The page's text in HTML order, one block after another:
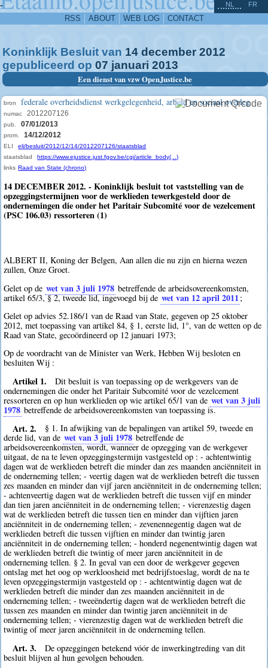
-
RSS ABOUT WEB LOG CONTACT
NL FR
Koninklijk Besluit van 14 december 2012
gepubliceerd op 07 januari 2013
Een dienst van vzw OpenJustice.be
bron federale overheidsdienst werkgelegenheid, arbeid en sociaal overleg
numac 2012207126
pub. 07/01/2013
prom. 14/12/2012
ELI
eli/besluit/2012/12/14/2012207126/staatsblad
staatsblad
https://www.ejustice.just.fgov.be/cgi/article_body(...)
links Raad van State (chrono)
14 DECEMBER 2012. - Koninklijk besluit tot vaststelling van de
opzeggingstermijnen voor de werklieden tewerkgesteld door de
ondernemingen die onder het Paritair Subcomité voor de vezelcement
(PSC 106.03) ressorteren (1)
ALBERT II, Koning der Belgen, Aan allen die nu zijn en hierna wezen
zullen, Onze Groet.
Gelet op de wet van 3 juli 1978 betreffende de arbeidsovereenkomsten,
artikel 65/3, § 2, tweede lid, ingevoegd bij de wet van 12 april 2011;
Gelet op advies 52.186/1 van de Raad van State, gegeven op 25 oktober
2012, met toepassing van artikel 84, § 1, eerste lid, 1°, van de wetten op de
Raad van State, gecoördineerd op 12 januari 1973;
Op de voordracht van de Minister van Werk, Hebben Wij besloten en
besluiten Wij :
Artikel 1.
Dit besluit is van toepassing op de werkgevers van de
ondernemingen die onder het Paritair Subcomité voor de vezelcement
ressorteren en op hun werklieden op wie artikel 65/1 van de wet van 3 juli
1978 betreffende de arbeidsovereenkomsten van toepassing is.
Art. 2.
§ 1. In afwijking van de bepalingen van artikel 59, tweede en
derde lid, van de wet van 3 juli 1978 betreffende de
arbeidsovereenkomsten, wordt, wanneer de opzegging van de werkgever
uitgaat, de na te leven opzeggingstermijn vastgesteld op : - achtentwintig
dagen wat de werklieden betreft die minder dan zes maanden anciënniteit in
de onderneming tellen; - veertig dagen wat de werklieden betreft die tussen
zes maanden en minder dan vijf jaren anciënniteit in de onderneming tellen;
- achtenveertig dagen wat de werklieden betreft die tussen vijf en minder
dan tien jaren anciënniteit in de onderneming tellen; - vierenzestig dagen
wat de werklieden betreft die tussen tien en minder dan vijftien jaren
anciënniteit in de onderneming tellen; - zevenennegentig dagen wat de
werklieden betreft die tussen vijftien en minder dan twintig jaren
anciënniteit in de onderneming tellen; - honderd negenentwintig dagen wat
de werklieden betreft die twintig of meer jaren anciënniteit in de
onderneming tellen. § 2. In geval van een door de werkgever gegeven
ontslag met het oog op werkloosheid met bedrijfstoeslag, wordt de na te
leven opzeggingstermijn vastgesteld op : - achtentwintig dagen wat de
werklieden betreft die minder dan zes maanden anciënniteit in de
onderneming tellen; - tweeëndertig dagen wat de werklieden betreft die
tussen zes maanden en minder dan twintig jaren anciënniteit in de
onderneming tellen; - vierenzestig dagen wat de werklieden betreft die
twintig of meer jaren anciënniteit in de onderneming tellen.
Art. 3.
De opzeggingen betekend vóór de inwerkingtreding van dit
besluit blijven al hun gevolgen behouden.
^